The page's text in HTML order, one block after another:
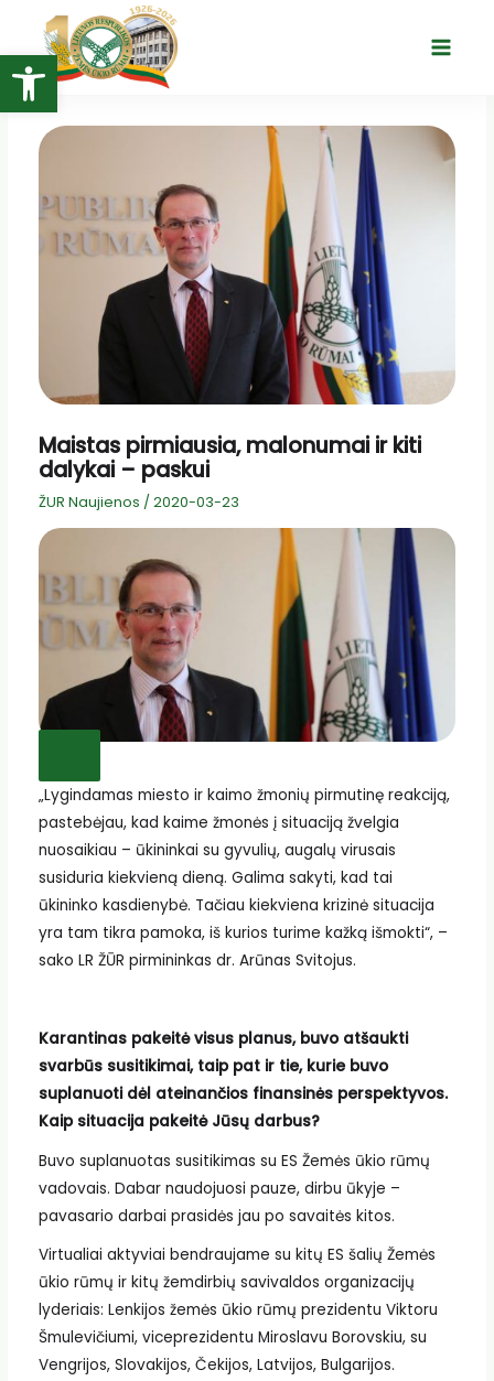
Open toolbar
turinio
Main
Maistas pirmiausia, malonumai ir kiti
dalykai – paskui
ŽUR Naujienos / 2020-03-23
„Lygindamas miesto ir kaimo žmonių pirmutinę reakciją,
pastebėjau, kad kaime žmonės į situaciją žvelgia
nuosaikiau – ūkininkai su gyvulių, augalų virusais
susiduria kiekvieną dieną. Galima sakyti, kad tai
ūkininko kasdienybė. Tačiau kiekviena krizinė situacija
yra tam tikra pamoka, iš kurios turime kažką išmokti“, –
sako LR ŽŪR pirmininkas dr. Arūnas Svitojus.
Karantinas pakeitė visus planus, buvo atšaukti
svarbūs susitikimai, taip pat ir tie, kurie buvo
suplanuoti dėl ateinančios finansinės perspektyvos.
Kaip situacija pakeitė Jūsų darbus?
Buvo suplanuotas susitikimas su ES Žemės ūkio rūmų
vadovais. Dabar naudojuosi pauze, dirbu ūkyje –
pavasario darbai prasidės jau po savaitės kitos.
Virtualiai aktyviai bendraujame su kitų ES šalių Žemės
ūkio rūmų ir kitų žemdirbių savivaldos organizacijų
lyderiais: Lenkijos žemės ūkio rūmų prezidentu Viktoru
Šmulevičiumi, viceprezidentu Miroslavu Borovskiu, su
Vengrijos, Slovakijos, Čekijos, Latvijos, Bulgarijos.